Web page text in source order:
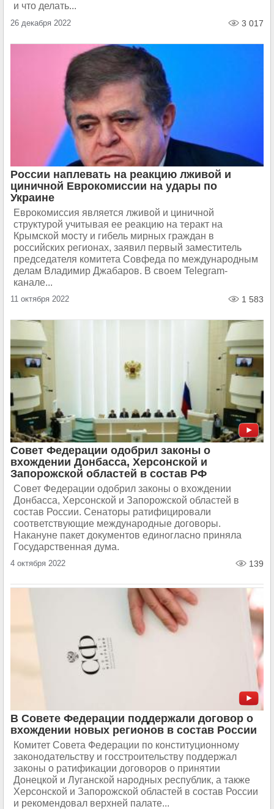
и что делать...
26 декабря 2022 3 017
России наплевать на реакцию лживой и
циничной Еврокомиссии на удары по
Украине
Еврокомиссия является лживой и циничной
структурой учитывая ее реакцию на теракт на
Крымской мосту и гибель мирных граждан в
российских регионах, заявил первый заместитель
председателя комитета Совфеда по международным
делам Владимир Джабаров. В своем Telegram-
канале...
11 октября 2022 1 583
Совет Федерации одобрил законы о
вхождении Донбасса, Херсонской и
Запорожской областей в состав РФ
Совет Федерации одобрил законы о вхождении
Донбасса, Херсонской и Запорожской областей в
состав России. Сенаторы ратифицировали
соответствующие международные договоры.
Накануне пакет документов единогласно приняла
Государственная дума.
4 октября 2022 139
В Совете Федерации поддержали договор о
вхождении новых регионов в состав России
Комитет Совета Федерации по конституционному
законодательству и госстроительству поддержал
законы о ратификации договоров о принятии
Донецкой и Луганской народных республик, а также
Херсонской и Запорожской областей в состав России
и рекомендовал верхней палате...